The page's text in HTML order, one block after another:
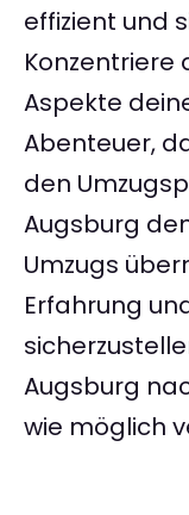
effizient und
Konzentriere
Aspekte
Abenteuer,
den
Augsburg
Umzugs
Erfahrung
Augsburg
wie möglich